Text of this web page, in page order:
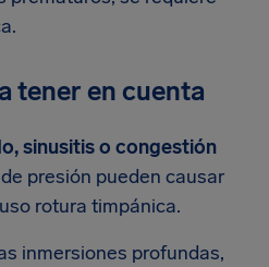
tener en cuenta
sinusitis o congestión
presión pueden causar
rotura timpánica.
inmersiones profundas,